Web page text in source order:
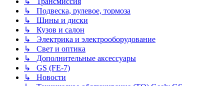
↳ Подвеска, рулевое, тормоза
↳ Шины и диски
↳ Кузов и салон
↳ Электрика и электрооборудование
↳ Свет и оптика
↳ Дополнительные аксессуары
↳ GS (FE-7)
↳ Новости